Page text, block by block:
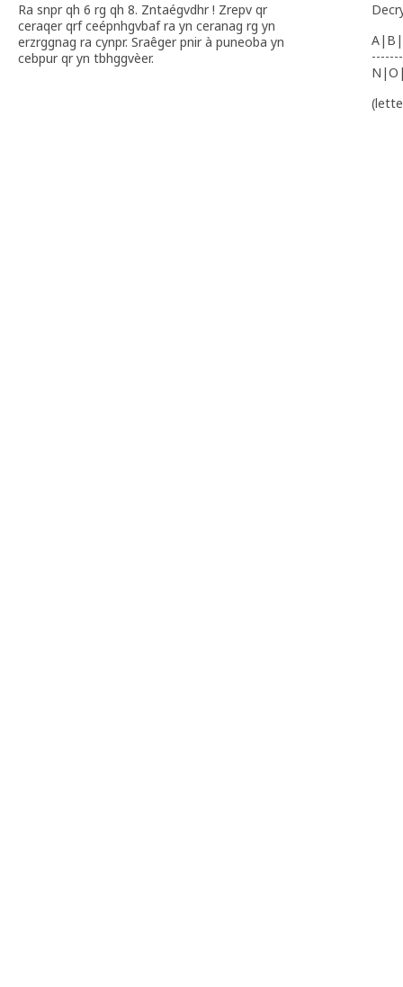
Ra snpr qh 6 rg qh 8. Zntaégvdhr ! Zrepv qr
ceraqer qrf ceépnhgvbaf ra yn ceranag rg yn
erzrggnag ra cynpr. Sraêger pnir à puneoba yn
cebpur qr yn tbhggvèer.